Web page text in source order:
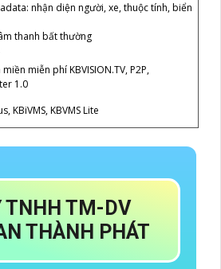
nhận diện người, xe, thuộc tính, biển
thanh bất thường
miền miễn phí KBVISION.TV, P2P,
1.0
KBiVMS, KBVMS Lite
TNHH TM-DV
THÀNH PHÁT